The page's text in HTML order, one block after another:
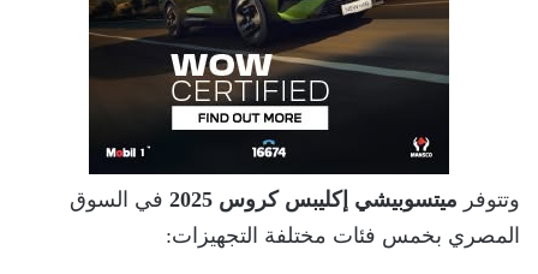
وتتوفر ميتسوبيشي إكليبس كروس 2025
في السوق
المصري بخمس فئات مختلفة التجهيزات: